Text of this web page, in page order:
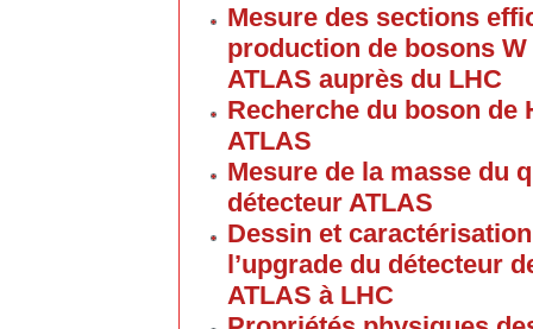
Mesure des sections
production de bosons
ATLAS auprès du LHC
Recherche du boson de
ATLAS
Mesure de la masse du
détecteur ATLAS
Dessin et
l’upgrade du détecteur
ATLAS à LHC